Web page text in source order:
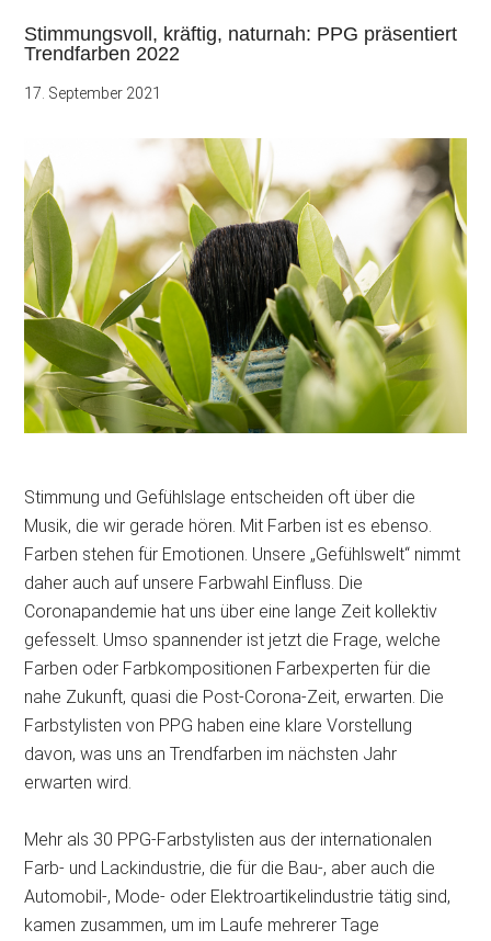
Stimmungsvoll, kräftig, naturnah: PPG präsentiert
Trendfarben 2022
17. September 2021
Stimmung und Gefühlslage entscheiden oft über die
Musik, die wir gerade hören. Mit Farben ist es ebenso.
Farben stehen für Emotionen. Unsere „Gefühlswelt“ nimmt
daher auch auf unsere Farbwahl Einfluss. Die
Coronapandemie hat uns über eine lange Zeit kollektiv
gefesselt. Umso spannender ist jetzt die Frage, welche
Farben oder Farbkompositionen Farbexperten für die
nahe Zukunft, quasi die Post-Corona-Zeit, erwarten. Die
Farbstylisten von PPG haben eine klare Vorstellung
davon, was uns an Trendfarben im nächsten Jahr
erwarten wird.
Mehr als 30 PPG-Farbstylisten aus der internationalen
Farb- und Lackindustrie, die für die Bau-, aber auch die
Automobil-, Mode- oder Elektroartikelindustrie tätig sind,
kamen zusammen, um im Laufe mehrerer Tage